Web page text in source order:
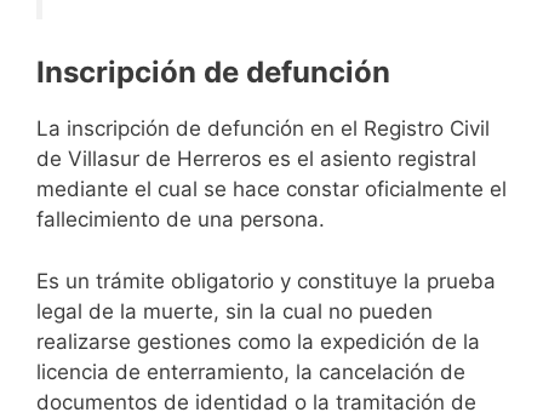
Inscripción de defunción
La inscripción de defunción en el Registro Civil
de Villasur de Herreros es el asiento registral
mediante el cual se hace constar oficialmente el
fallecimiento de una persona.
Es un trámite obligatorio y constituye la prueba
legal de la muerte, sin la cual no pueden
realizarse gestiones como la expedición de la
licencia de enterramiento, la cancelación de
documentos de identidad o la tramitación de